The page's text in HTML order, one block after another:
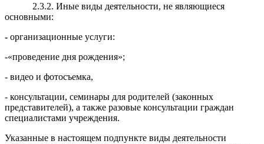
2.3.2. Иные виды деятельности, не являющиеся
основными:
- организационные услуги:
-«проведение дня рождения»;
- видео и фотосъемка,
- консультации, семинары для родителей (законных
представителей), а также разовые консультации граждан
специалистами учреждения.
Указанные в настоящем подпункте виды деятельности